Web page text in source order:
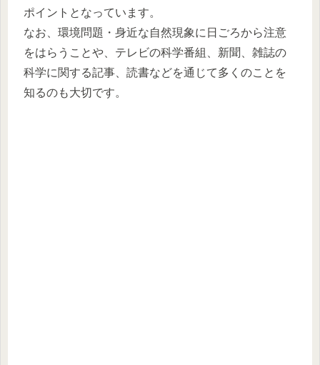
ポイントとなっています。
なお、環境問題・身近な自然現象に日ごろから注意
をはらうことや、テレビの科学番組、新聞、雑誌の
科学に関する記事、読書などを通じて多くのことを
知るのも大切です。